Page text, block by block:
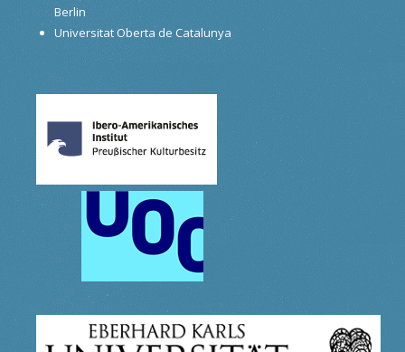
Berlin
Universitat Oberta de Catalunya